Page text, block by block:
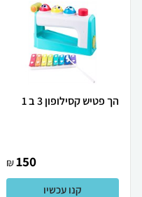
הך פטיש קסילופון 3 ב 1
150
₪
קנו עכשיו